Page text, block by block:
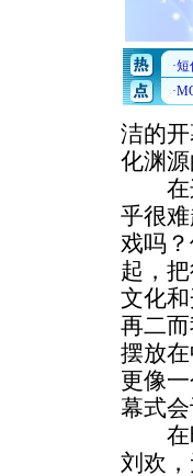
洁的
化渊
在这
乎很
戏吗
起，
文化
再二
摆放
更像
幕式
在昨
刘欢